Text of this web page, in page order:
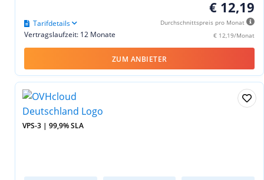
€ 12,19
Durchschnittspreis pro Monat
€ 12,19/Monat
Vertragslaufzeit: 12 Monate
Tarifdetails
ZUM ANBIETER
VPS-3 | 99,9% SLA